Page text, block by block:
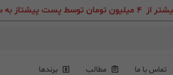
به سراسر ایران عزیز
تماس با ما مطالب برندها